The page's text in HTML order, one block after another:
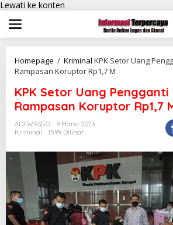
Lewati ke konten
Homepage / Kriminal KPK Setor Uang
Rampasan Koruptor Rp1,7 M
KPK Setor Uang Pengganti
Rampasan Koruptor Rp1,7
ADI WASGO
9 Maret 2023
Kriminal
1599 Dilihat